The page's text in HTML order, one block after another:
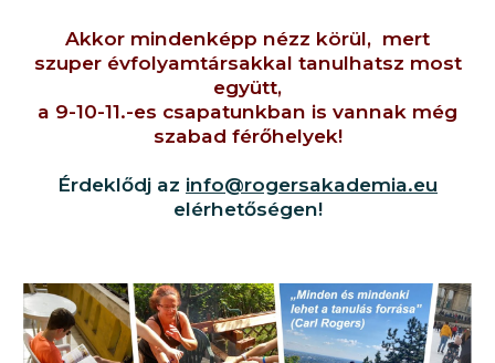
Akkor mindenképp nézz körül, mert
szuper évfolyamtársakkal tanulhatsz most
együtt,
a 9-10-11.-es csapatunkban is vannak még
szabad férőhelyek!
Érdeklődj az info@rogersakademia.eu
elérhetőségen!